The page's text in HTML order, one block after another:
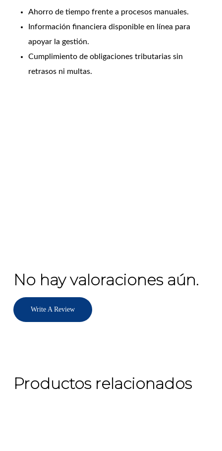
Ahorro de tiempo frente a procesos manuales.
Información financiera disponible en línea para
apoyar la gestión.
Cumplimiento de obligaciones tributarias sin
retrasos ni multas.
No hay valoraciones aún.
Write A Review
Productos relacionados